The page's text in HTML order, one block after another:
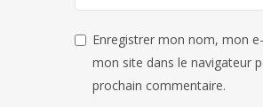
Enregistrer mon nom, mon
mon site dans le navigateur
prochain commentaire.